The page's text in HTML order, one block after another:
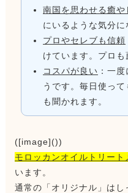
南国を思わせる癒や
にいるような気分
プロやセレブも信頼
けています。プロ
コスパが良い ：一
うです。毎日使っ
も聞かれます。
([image]())
モロッカンオイルトリート
います。
通常の「オリジナル」はし